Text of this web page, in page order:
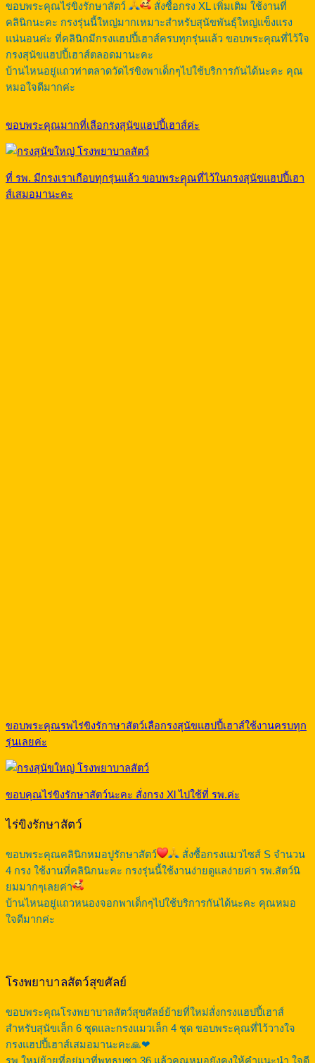
ขอบพระคุณไร่ขิงรักษาสัตว์
สั่งซื้อกรง XL เพิ่มเติม ใช้งานที่
คลินิกนะคะ กรงรุ่นนี้ใหญ่มากเหมาะสำหรับสุนัขพันธุ์ใหญ่แข็งแรง
แน่นอนค่ะ ที่คลินิกมีกรงแฮปปี้เฮาส์ครบทุกรุ่นแล้ว ขอบพระคุณที่ไว้ใจ
กรงสุนัขแฮปปี้เฮาส์ตลอดมานะคะ
บ้านไหนอยู่แถวท่าตลาดวัดไร่ขิงพาเด็กๆไปใช้บริการกันได้นะคะ คุณ
หมอใจดีมากค่ะ
ขอบพระคุณมากที่เลือกรงสุนัขแฮปปี้เฮาส์ค่ะ
ที่ รพ. มีกรงเราเกือบทุกรุ่นแล้ว ขอบพระคุุณที่ไว้ในกรงสุนัขแฮปปี้เฮา
ส์เสมอมานะคะ
ขอบพระคุณรพไร่ขิงรักาษาสัตว์เลือกรงสุนัขแฮปปี้เฮาส์ใช้งานครบทุก
รุ่นเลยค่ะ
ขอบคุณไร่ขิงรักษาสัตว์นะคะ สั่งกรง Xl ไปใช้ที่ รพ.ค่ะ
ไร่ขิงรักษาสัตว์
ขอบพระคุณคลินิกหมอปูรักษาสัตว์
สั่งซื้อกรงแมวไซส์ S จำนวน
4 กรง ใช้งานที่คลินิกนะคะ กรงรุ่นนี้ใช้งานง่ายดูแลง่ายค่า รพ.สัตว์นิ
ยมมากๆเลยค่า
บ้านไหนอยู่แถวหนองจอกพาเด็กๆไปใช้บริการกันได้นะคะ คุณหมอ
ใจดีมากค่ะ
โรงพยาบาลสัตว์สุขศัลย์
ขอบพระคุณโรงพยาบาลสัตว์สุขศัลย์ย้ายที่ใหม่สั่งกรงแฮปปี้เฮาส์
สำหรับสุนัขเล็ก 6 ชุดและกรงแมวเล็ก 4 ชุด ขอบพระคุณที่ไว้วางใจ
กรงแฮปปี้เฮาส์เสมอมานะคะ🙏❤
รพ.ใหม่ย้ายที่อยู่มาที่พุทธบูชา 36 แล้วคุณหมอยังคงให้คำแนะนำ ใจดี